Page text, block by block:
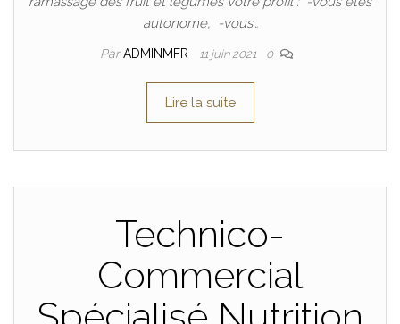
autonome, -vous…
ParADMINMFR 11 juin 2021 0
Lire la suite
Technico-
Commercial